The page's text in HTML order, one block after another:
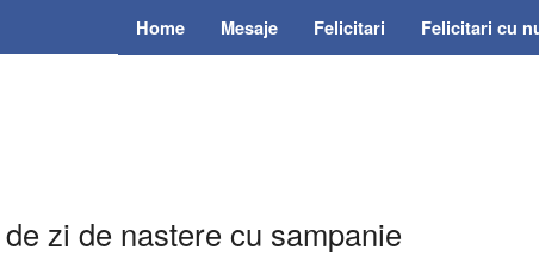
Home Mesaje Felicitari Felicitari cu
zi de nastere cu sampanie